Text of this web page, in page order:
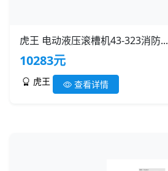
虎王 电动液压滚槽机43-323消防...
10283元
虎王 查看详情